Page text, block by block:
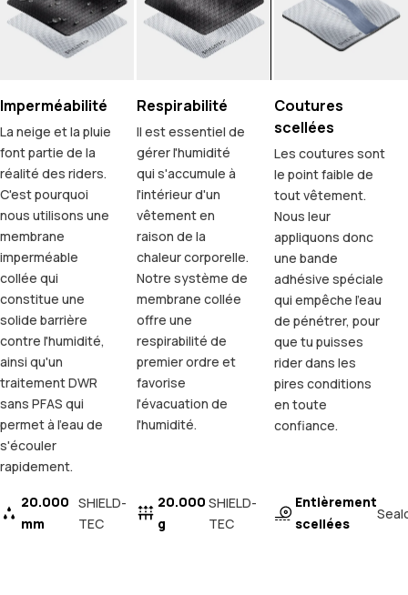
Imperméabilité
La neige et la pluie
font partie de la
réalité des riders.
C'est pourquoi
nous utilisons une
membrane
imperméable
collée qui
constitue une
solide barrière
contre l'humidité,
ainsi qu'un
traitement DWR
sans PFAS qui
permet à l'eau de
s'écouler
rapidement.
20.000
mm
SHIELD-
TEC
Respirabilité
Il est essentiel de
gérer l'humidité
qui s'accumule à
l'intérieur d'un
vêtement en
raison de la
chaleur corporelle.
Notre système de
membrane collée
offre une
respirabilité de
premier ordre et
favorise
l'évacuation de
l'humidité.
20.000
g
SHIELD-
TEC
Coutures
scellées
Les coutures sont
le point faible de
tout vêtement.
Nous leur
appliquons donc
une bande
adhésive spéciale
qui empêche l'eau
de pénétrer, pour
que tu puisses
rider dans les
pires conditions
en toute
confiance.
Entièrement
scellées